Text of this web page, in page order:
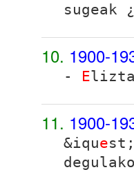
sugeak
10. 1900-
- E
11. 1900-
&ique